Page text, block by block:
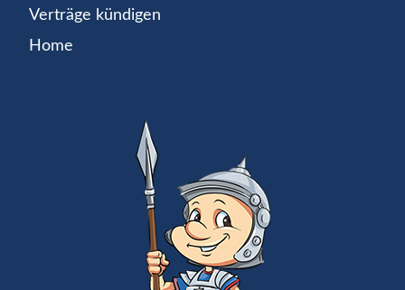
Verträge kündigen
Home